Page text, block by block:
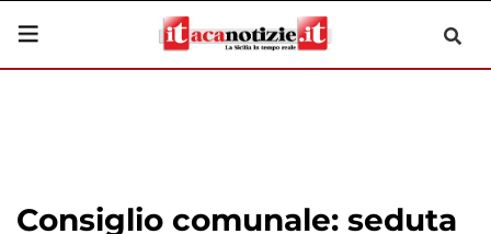
Consiglio comunale: seduta